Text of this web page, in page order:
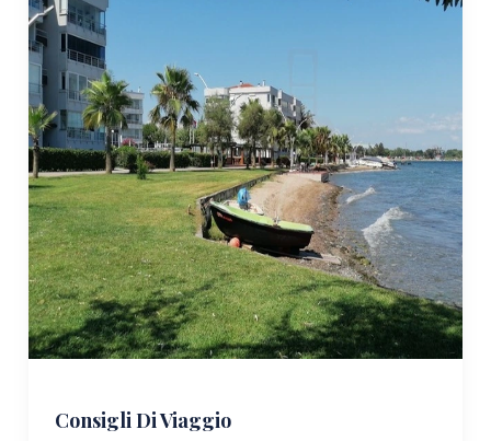
Consigli Di Viaggio